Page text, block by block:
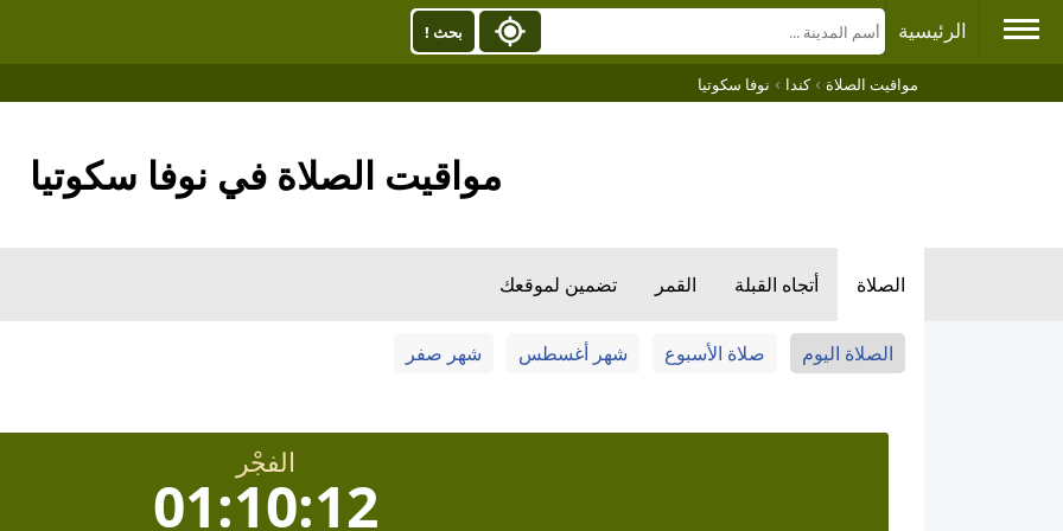
الرئيسية بحث !
مواقيت الصلاة ›كندا › نوفا سكوتيا
مواقيت الصلاة في نوفا سكوتيا
الصلاة أتجاه القبلة القمر تضمين لموقعك
الصلاة اليوم صلاة الأسبوع شهر أغسطس شهر صفر
الفجْر
01:10:11